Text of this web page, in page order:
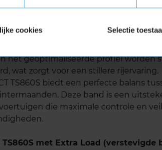
cookies Selectie
TS860S geluid
TS860S goed. Het
rijgevoel, zelfs op langere ritten.
het geoptimaliseerde profiel worden
wat zorgt voor een stillere rijervaring.
TS860S biedt een perfecte balans
Deze band is een
die maximale controle en
TS860S met Extra Load (verstevigde